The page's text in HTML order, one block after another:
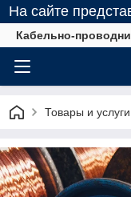
На сайте
Кабельно-
Товары и услуги